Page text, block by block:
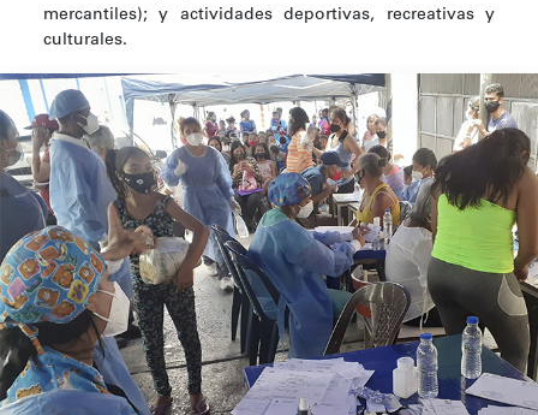
mercantiles); y actividades deportivas, recreativas y
culturales.